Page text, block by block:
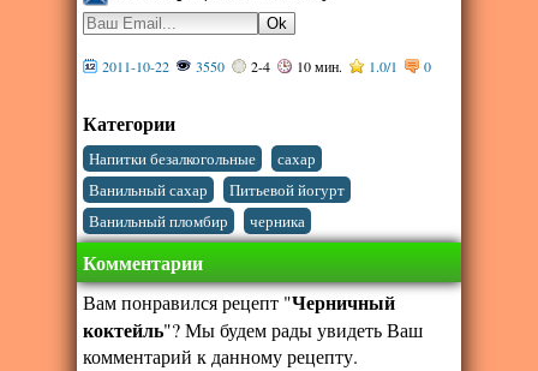
2011-10-22 3550 2-4 10 мин. 1.0/1 0
Категории
Напитки безалкогольные сахар
Ванильный сахар Питьевой йогурт
Ванильный пломбир черника
Комментарии
Вам понравился рецепт "Черничный
коктейль"? Мы будем рады увидеть Ваш
комментарий к данному рецепту.